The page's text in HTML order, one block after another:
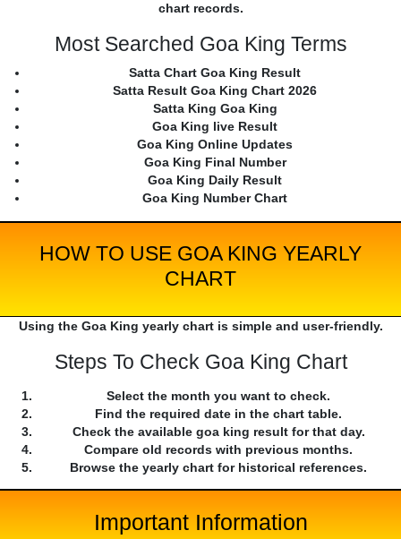
chart records.
Most Searched Goa King Terms
Satta Chart Goa King Result
Satta Result Goa King Chart 2026
Satta King Goa King
Goa King live Result
Goa King Online Updates
Goa King Final Number
Goa King Daily Result
Goa King Number Chart
HOW TO USE GOA KING YEARLY
CHART
Using the Goa King yearly chart is simple and user-friendly.
Steps To Check Goa King Chart
Select the month you want to check.
Find the required date in the chart table.
Check the available goa king result for that day.
Compare old records with previous months.
Browse the yearly chart for historical references.
Important Information